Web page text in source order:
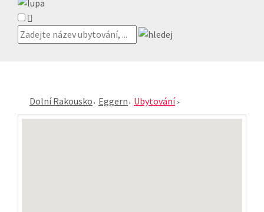
Dolní Rakousko Eggern Ubytování